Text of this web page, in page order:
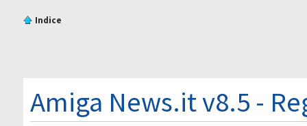
Indice
Amiga News.it v8.5 -